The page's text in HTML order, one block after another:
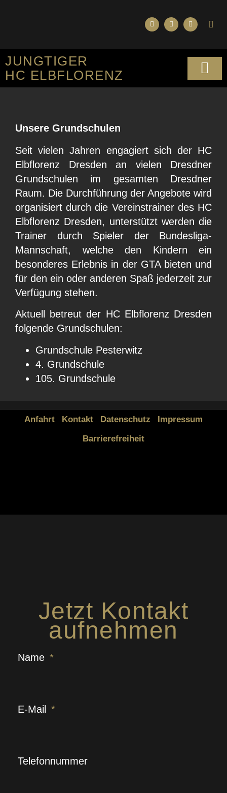
JUNGTIGER
HC ELBFLORENZ
Unsere Grundschulen
Seit vielen Jahren engagiert sich der HC
Elbflorenz Dresden an vielen Dresdner
Grundschulen im gesamten Dresdner
Raum. Die Durchführung der Angebote wird
organisiert durch die Vereinstrainer des HC
Elbflorenz Dresden, unterstützt werden die
Trainer durch Spieler der Bundesliga-
Mannschaft, welche den Kindern ein
besonderes Erlebnis in der GTA bieten und
für den ein oder anderen Spaß jederzeit zur
Verfügung stehen.
Aktuell betreut der HC Elbflorenz Dresden
folgende Grundschulen:
Grundschule Pesterwitz
4. Grundschule
105. Grundschule
Anfahrt Kontakt Datenschutz
Impressum
Barrierefreiheit
Jetzt Kontakt
aufnehmen
Name
E-Mail
Telefonnummer